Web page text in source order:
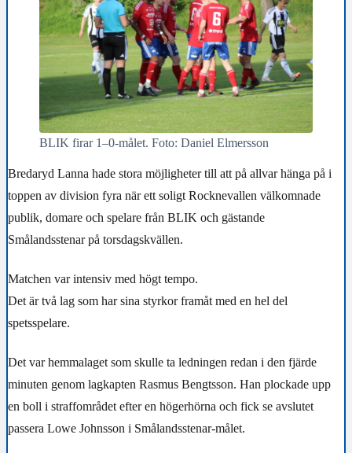
BLIK firar 1–0-målet. Foto: Daniel Elmersson
Bredaryd Lanna hade stora möjligheter till att på allvar hänga på i
toppen av division fyra när ett soligt Rocknevallen välkomnade
publik, domare och spelare från BLIK och gästande
Smålandsstenar på torsdagskvällen.
Matchen var intensiv med högt tempo.
Det är två lag som har sina styrkor framåt med en hel del
spetsspelare.
Det var hemmalaget som skulle ta ledningen redan i den fjärde
minuten genom lagkapten Rasmus Bengtsson. Han plockade upp
en boll i straffområdet efter en högerhörna och fick se avslutet
passera Lowe Johnsson i Smålandsstenar-målet.